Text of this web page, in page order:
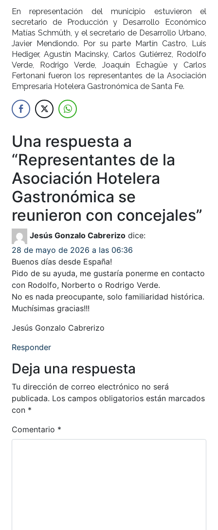
En representación del municipio estuvieron el
secretario de Producción y Desarrollo Económico
Matías Schmüth, y el secretario de Desarrollo Urbano,
Javier Mendiondo. Por su parte Martín Castro, Luis
Hediger, Agustín Macinsky, Carlos Gutiérrez, Rodolfo
Verde, Rodrigo Verde, Joaquín Echagüe y Carlos
Fertonani fueron los representantes de la Asociación
Empresaria Hotelera Gastronómica de Santa Fe.
Una respuesta a
“Representantes de la
Asociación Hotelera
Gastronómica se
reunieron con concejales”
Jesús Gonzalo Cabrerizo dice:
28 de mayo de 2026 a las 06:36
Buenos días desde España!
Pido de su ayuda, me gustaría ponerme en contacto
con Rodolfo, Norberto o Rodrigo Verde.
No es nada preocupante, solo familiaridad histórica.
Muchísimas gracias!!!
Jesús Gonzalo Cabrerizo
Responder
Deja una respuesta
Tu dirección de correo electrónico no será
publicada. Los campos obligatorios están marcados
con *
Comentario *